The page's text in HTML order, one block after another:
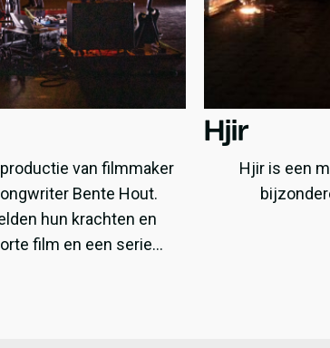
van filmmaker
Bente Hout.
hun krachten en
film en een serie
Hjir
Hjir is een